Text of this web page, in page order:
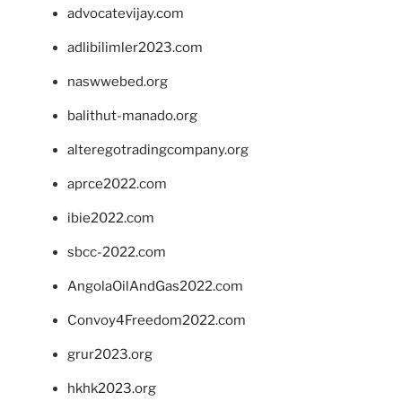
advocatevijay.com
adlibilimler2023.com
naswwebed.org
balithut-manado.org
alteregotradingcompany.org
aprce2022.com
ibie2022.com
sbcc-2022.com
AngolaOilAndGas2022.com
Convoy4Freedom2022.com
grur2023.org
hkhk2023.org